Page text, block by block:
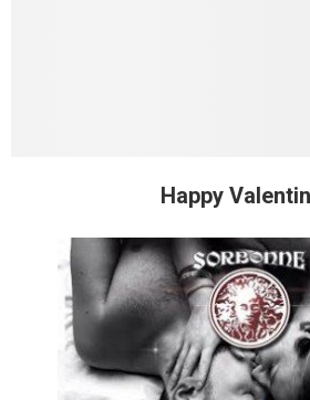
Happy